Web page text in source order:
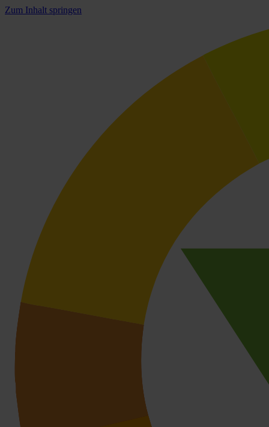
Zum Inhalt springen